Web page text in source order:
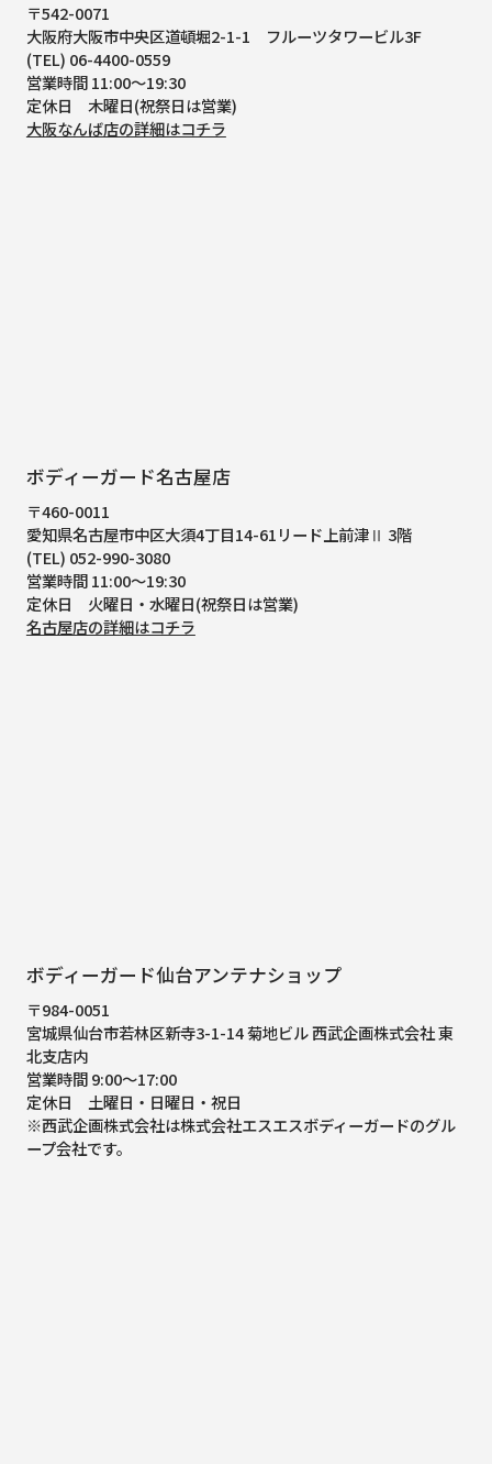
〒542-0071
大阪府大阪市中央区道頓堀2-1-1
フルーツタワービル3F
(TEL) 06-4400-0559
営業時間 11:00～19:30
定休日 木曜日(祝祭日は営業)
大阪なんば店の詳細はコチラ
ボディーガード名古屋店
〒460-0011
愛知県名古屋市中区大須4丁目14-61リード上前津Ⅱ 3階
(TEL) 052-990-3080
営業時間 11:00～19:30
定休日 火曜日・水曜日(祝祭日は営業)
名古屋店の詳細はコチラ
ボディーガード仙台アンテナショップ
〒984-0051
宮城県仙台市若林区新寺3-1-14 菊地ビル 西武企画株式会社 東
北支店内
営業時間 9:00～17:00
定休日 土曜日・日曜日・祝日
※西武企画株式会社は株式会社エスエスボディーガードのグル
ープ会社です。